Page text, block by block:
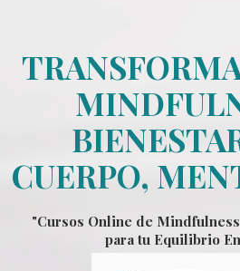
CUERPO,
"Cursos Online de
para tu Equilibrio